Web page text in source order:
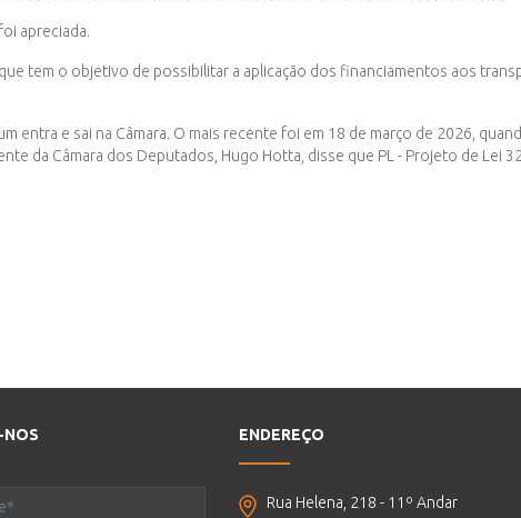
apreciada.
tem o objetivo de possibilitar a aplicação dos financiamentos aos
entra e sai na Câmara. O mais recente foi em 18 de março de 2026,
da Câmara dos Deputados, Hugo Hotta, disse que PL - Projeto de Lei
NOS ENDEREÇO
Rua Helena, 218 - 11º Andar